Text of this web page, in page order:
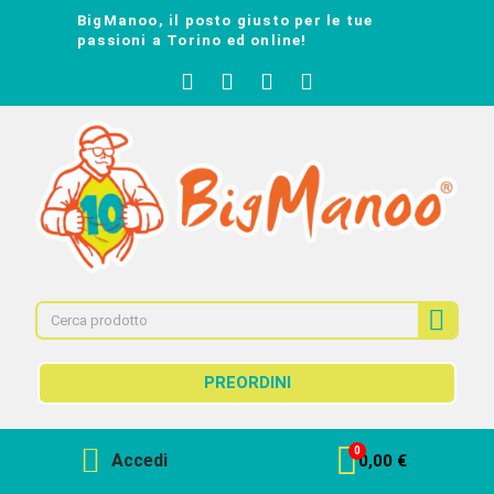
BigManoo, il posto giusto per le tue
passioni a Torino ed online!
PREORDINI
Accedi 0,00 €